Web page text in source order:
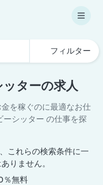
フィルター
ターの求人
を稼ぐのに最適なお仕
シッター の仕事を探
これらの検索条件に一
りません。
％無料